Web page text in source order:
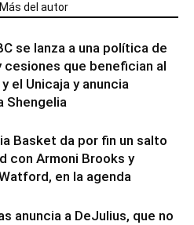
Más del autor
se lanza a una política de
cesiones que benefician al
el Unicaja y anuncia
Shengelia
Basket da por fin un salto
con Armoni Brooks y
en la agenda
anuncia a DeJulius, que no